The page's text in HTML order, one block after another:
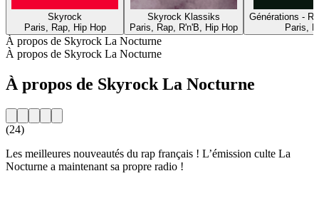
Skyrock
Paris, Rap, Hip Hop
Skyrock Klassiks
Paris, Rap, R'n'B, Hip Hop
Générations -
Paris,
À propos de Skyrock La Nocturne
À propos de Skyrock La Nocturne
À propos de Skyrock La Nocturne
(24)
Les meilleures nouveautés du rap français ! L’émission culte La
Nocturne a maintenant sa propre radio !